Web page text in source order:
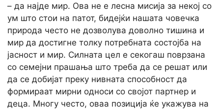
– да најде мир. Ова не е лесна мисија за некој со
ум што стои на патот, бидејќи нашата човечка
природа често не дозволува доволно тишина и
мир да достигне толку потребната состојба на
јасност и мир. Силната цел е секогаш поврзана
со семејни прашања што треба да се решат или
да се добијат преку нивната способност да
формираат мирни односи со својот партнер и
деца. Многу често, оваа позиција ќе укажува на